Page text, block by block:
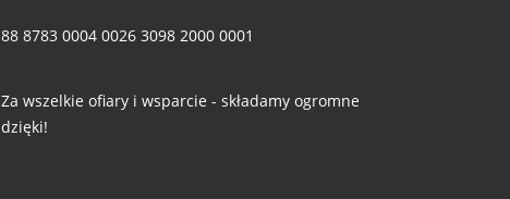
88 8783 0004 0026 3098 2000 0001
Za wszelkie ofiary i wsparcie - składamy ogromne
dzięki!